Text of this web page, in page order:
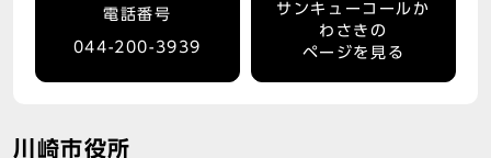
電話番号
044-200-3939
サンキューコールか
わさきの
ページを見る
川崎市役所